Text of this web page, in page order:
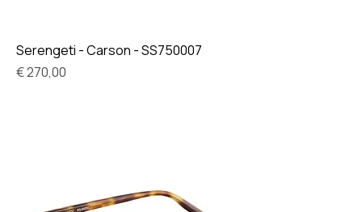
Serengeti - Carson - SS750007
Prijs
€ 270,00